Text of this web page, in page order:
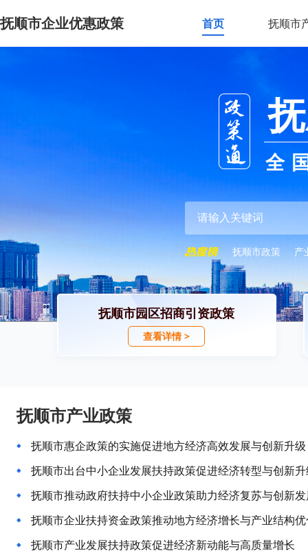
抚顺市企业优惠政策 首页 抚顺市
全
抚顺市政策 产
抚顺市园区招商引资政策
查看详情 >
抚顺市产业政策
抚顺市惠企政策的实施促进地方经济高效发展与创新升级
抚顺市出台中小企业发展扶持政策促进经济转型与创新
抚顺市推动政府扶持中小企业政策助力经济复苏与创新
抚顺市企业扶持资金政策推动地方经济增长与产业结构
抚顺市产业发展扶持政策促进经济新动能与高质量增长